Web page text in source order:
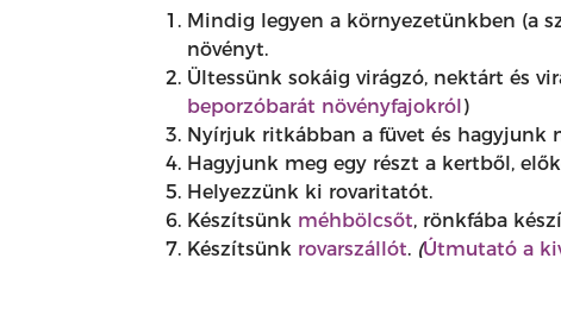
Mindig legyen a környezetünkben (a
növényt.
Ültessünk sokáig virágzó, nektárt és
beporzóbarát növényfajokról )
Nyírjuk ritkábban a füvet és hagyjunk
Hagyjunk meg egy részt a kertből,
Helyezzünk ki rovaritatót.
Készítsünk méhbölcsőt, rönkfába
Készítsünk rovarszállót. (Útmutató a